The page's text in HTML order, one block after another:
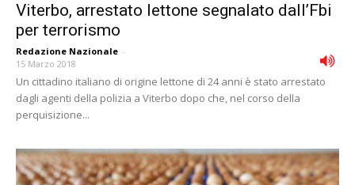
Viterbo, arrestato lettone segnalato dall’Fbi
per terrorismo
Redazione Nazionale -
15 Marzo 2018
Un cittadino italiano di origine lettone di 24 anni è stato arrestato
dagli agenti della polizia a Viterbo dopo che, nel corso della
perquisizione...